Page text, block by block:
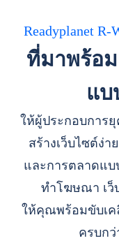
Readyplanet
ที่มาพร้อ
แบ
ให้ผู้ประกอบการยุ
สร้างเว็บไซต์ง่า
และการตลาดแบ
ทำโฆษณา เว็
ให้คุณพร้อมขับเค
ครบกว่